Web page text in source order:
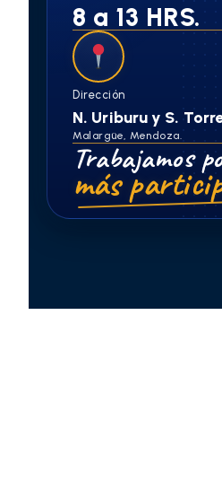
8 a 13 HRS.
Dirección
N. Uriburu y S.
Malargüe, Mendoza.
Trabajamos
más